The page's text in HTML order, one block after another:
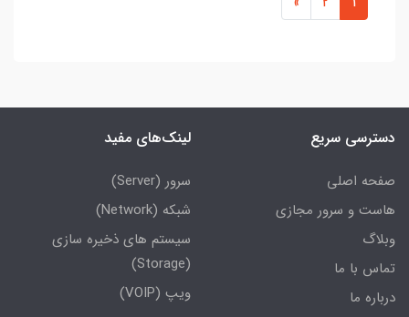
دسترسی سریع
صفحه اصلی
هاست و سرور مجازی
وبلاگ
تماس با ما
درباره ما
لینک‌های مفید
سرور (Server)
شبکه (Network)
سیستم های ذخیره سازی
(Storage)
ویپ (VOIP)